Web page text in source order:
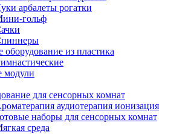
арбалеты рогатки
гольф
оборудование из пластика
модули
для сенсорных комнат
аудиотерапия ионизация
наборы для сенсорных комнат
среда